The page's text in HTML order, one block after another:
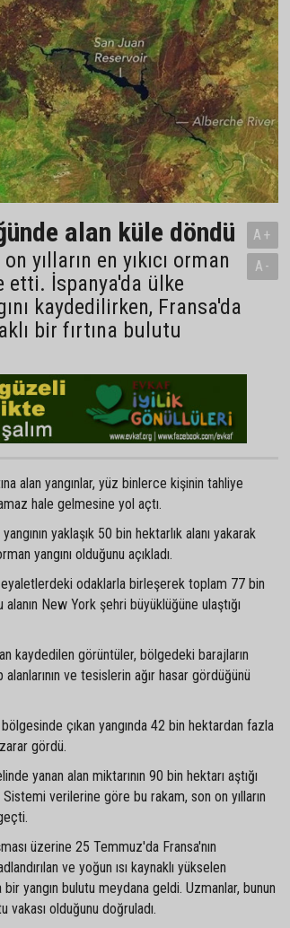
alan küle döndü
yılların en yıkıcı orman
etti. İspanya'da ülke
kaydedilirken, Fransa'da
bir fırtına bulutu
A+
A-
alan yangınlar, yüz binlerce kişinin tahliye
hale gelmesine yol açtı.
yaklaşık 50 bin hektarlık alanı yakarak
yangını olduğunu açıkladı.
odaklarla birleşerek toplam 77 bin
alanın New York şehri büyüklüğüne ulaştığı
kaydedilen görüntüler, bölgedeki barajların
ve tesislerin ağır hasar gördüğünü
bölgesinde çıkan yangında 42 bin hektardan fazla
gördü.
yanan alan miktarının 90 bin hektarı aştığı
verilerine göre bu rakam, son on yılların
üzerine 25 Temmuz'da Fransa'nın
ve yoğun ısı kaynaklı yükselen
yangın bulutu meydana geldi. Uzmanlar, bunun
vakası olduğunu doğruladı.